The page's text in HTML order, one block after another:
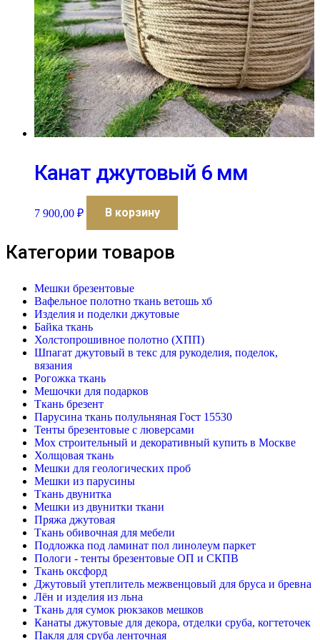
Канат джутовый 6 мм
7 900,00 ₽ В корзину
Категории товаров
Мешки брезентовые
Вафельное полотно ткань ветошь хб
Изделия и поделки джутовые
Байка ткань
Холстопрошивное полотно (ХПП)
Шпагат джутовый в текс для рукоделия, поделок,
вязания
Рогожка ткань
Мешочки для подарков
Ткань брезент
Парусина ткань полульняная Гост 15530
Тенты брезентовые с люверсами
Мох строительный и декоративный купить в Москве
Холщовая ткань
Мешки для геологических проб
Мешки из парусины
Ткань двунитка
Мешки из двунитки ткани
Пряжа джутовая
Ткань обивочная для мебели
Подложка под ламинат пол линолеум паркет
Пологи - тенты брезентовые ОП и СКПВ
Ткань оксфорд
Джутовый утеплитель межвенцовый для бруса и бревна
Лён и изделия из льна
Ткань для сумок рюкзаков мешков
Канаты джутовые для декора, отделки сруба, когтеточек
Пакля для сруба ленточная